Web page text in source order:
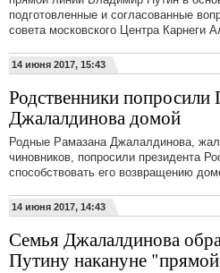
подготовленные и согласованные
совета московского Центра Карнеги
14 июня 2017, 15:43
Родственники попросили
Джалалдинова домой
Родные Рамазана Джалалдинова,
чиновников, попросили президента
способствовать его возвращению
14 июня 2017, 14:43
Семья Джалалдинова
Путину накануне